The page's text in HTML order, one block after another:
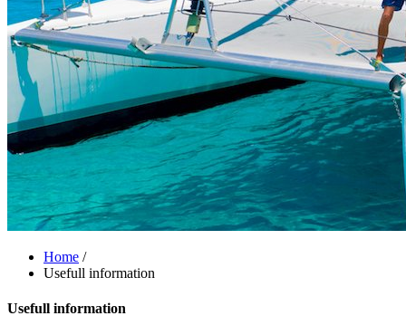
Home /
Usefull information
Usefull information